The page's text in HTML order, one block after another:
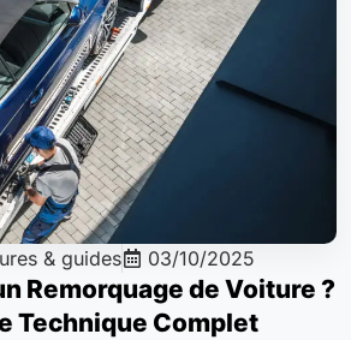
& guides 03/10/2025
Remorquage de Voiture ?
Technique Complet